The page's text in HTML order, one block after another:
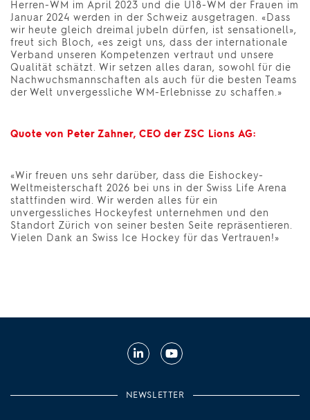
Herren-WM im April 2023 und die U18-WM der Frauen im
Januar 2024 werden in der Schweiz ausgetragen. «Dass
wir heute gleich dreimal jubeln dürfen, ist sensationell»,
freut sich Bloch, «es zeigt uns, dass der internationale
Verband unseren Kompetenzen vertraut und unsere
Qualität schätzt. Wir setzen alles daran, sowohl für die
Nachwuchsmannschaften als auch für die besten Teams
der Welt unvergessliche WM-Erlebnisse zu schaffen.»
Quote von Peter Zahner, CEO der ZSC Lions AG:
«Wir freuen uns sehr darüber, dass die Eishockey-
Weltmeisterschaft 2026 bei uns in der Swiss Life Arena
stattfinden wird. Wir werden alles für ein
unvergessliches Hockeyfest unternehmen und den
Standort Zürich von seiner besten Seite repräsentieren.
Vielen Dank an Swiss Ice Hockey für das Vertrauen!»
Linkedin
NEWSLETTER